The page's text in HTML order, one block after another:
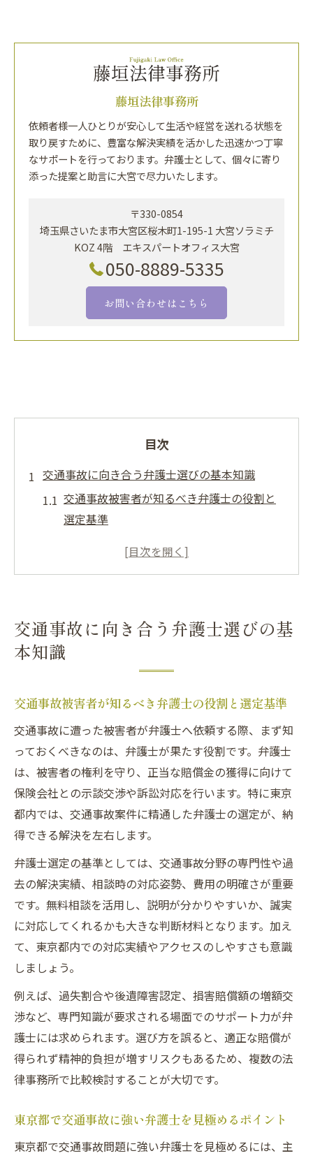
藤垣法律事務所
依頼者様一人ひとりが安心して生活や経営を送れる状態を
取り戻すために、豊富な解決実績を活かした迅速かつ丁寧
なサポートを行っております。弁護士として、個々に寄り
添った提案と助言に大宮で尽力いたします。
〒330-0854
埼玉県さいたま市大宮区桜木町1-195-1 大宮ソラミチ
KOZ 4階 エキスパートオフィス大宮
050-8889-5335
お問い合わせはこちら
目次
交通事故に向き合う弁護士選びの基本知識
交通事故被害者が知るべき弁護士の役割と
選定基準
東京都で交通事故に強い弁護士を見極める
交通事故に強い弁護士の対応範囲とサポー
ト内容
交通事故問題で弁護士に依頼する際の注意
点
東京都で信頼できる交通事故弁護士とは
信頼できる東京都の交通事故弁護士の特徴
を解説
交通事故対応で信頼性が高い弁護士の見極
め方
口コミや解決事例から見る交通事故弁護士
の実力
交通事故に強い弁護士を選ぶ際の信頼性チ
ェック項目
東京都で交通事故の相談先を選ぶ基準と注
意点
解決実績で見る交通事故対応の専門性
交通事故の解決実績が示す弁護士の専門性
とは
交通事故解決事例から読み解く弁護士の選
び方
東京都で交通事故に強い弁護士の実績比較
交通事故被害者が注目すべき実績のポイン
ト
交通事故に向き合う弁護士選びの基
本知識
交通事故被害者が知るべき弁護士の役割と選定基準
交通事故に遭った被害者が弁護士へ依頼する際、まず知
っておくべきなのは、弁護士が果たす役割です。弁護士
は、被害者の権利を守り、正当な賠償金の獲得に向けて
保険会社との示談交渉や訴訟対応を行います。特に東京
都内では、交通事故案件に精通した弁護士の選定が、納
得できる解決を左右します。
弁護士選定の基準としては、交通事故分野の専門性や過
去の解決実績、相談時の対応姿勢、費用の明確さが重要
です。無料相談を活用し、説明が分かりやすいか、誠実
に対応してくれるかも大きな判断材料となります。加え
て、東京都内での対応実績やアクセスのしやすさも意識
しましょう。
例えば、過失割合や後遺障害認定、損害賠償額の増額交
渉など、専門知識が要求される場面でのサポート力が弁
護士には求められます。選び方を誤ると、適正な賠償が
得られず精神的負担が増すリスクもあるため、複数の法
律事務所で比較検討することが大切です。
東京都で交通事故に強い弁護士を見極めるポイント
東京都で交通事故問題に強い弁護士を見極めるには、主